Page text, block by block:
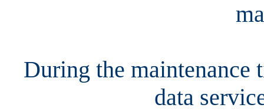
During the maintenance
data